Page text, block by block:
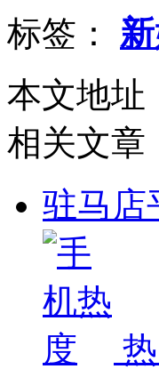
标签：
本文地址
相关文章
驻马店